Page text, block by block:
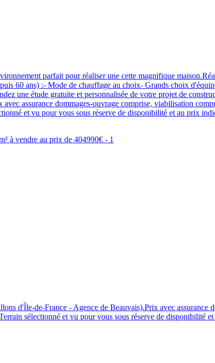
parfait pour réaliser une cette magnifique
60 ans) :- Mode de chauffage au choix- Grands choix
une étude gratuite et personnalisée de votre projet de
assurance dommages-ouvrage comprise, viabilisation
et vu pour vous sous réserve de disponibilité et au prix
d'Île-de-France - Agence de Beauvais).Prix avec
sélectionné et vu pour vous sous réserve de disponibilité